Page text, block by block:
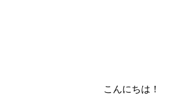
こんにちは！